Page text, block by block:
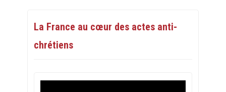
La France au cœur des actes anti-
chrétiens